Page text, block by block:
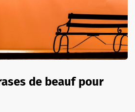
de beauf pour